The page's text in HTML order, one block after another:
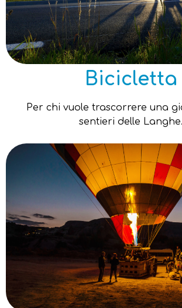
Bicicletta
Per chi vuole trascorrere una
sentieri delle Langhe.